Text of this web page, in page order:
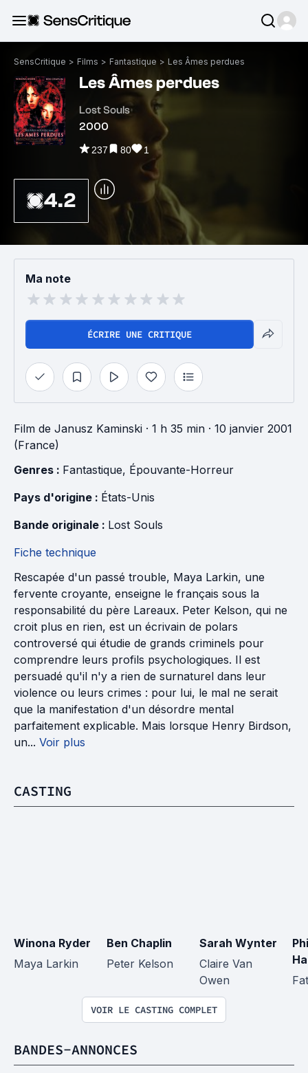
SensCritique > Films > Fantastique > Les Âmes perdues
Les Âmes perdues
Lost Souls
2000
237 80 1
4.2
Ma note
ÉCRIRE UNE CRITIQUE
Film de Janusz Kaminski · 1 h 35 min · 10 janvier 2001
(France)
Genres : Fantastique, Épouvante-Horreur
Pays d'origine : États-Unis
Bande originale : Lost Souls
Fiche technique
Rescapée d'un passé trouble, Maya Larkin, une
fervente croyante, enseigne le français sous la
responsabilité du père Lareaux. Peter Kelson, qui ne
croit plus en rien, est un écrivain de polars
controversé qui étudie de grands criminels pour
comprendre leurs profils psychologiques. Il est
persuadé qu'il n'y a rien de surnaturel dans leur
violence ou leurs crimes : pour lui, le mal ne serait
que la manifestation d'un désordre mental
parfaitement explicable. Mais lorsque Henry Birdson,
un... Voir plus
CASTING
Winona Ryder
Maya Larkin
Ben Chaplin
Peter Kelson
Sarah Wynter
Claire Van
Owen
VOIR LE CASTING COMPLET
BANDES-ANNONCES